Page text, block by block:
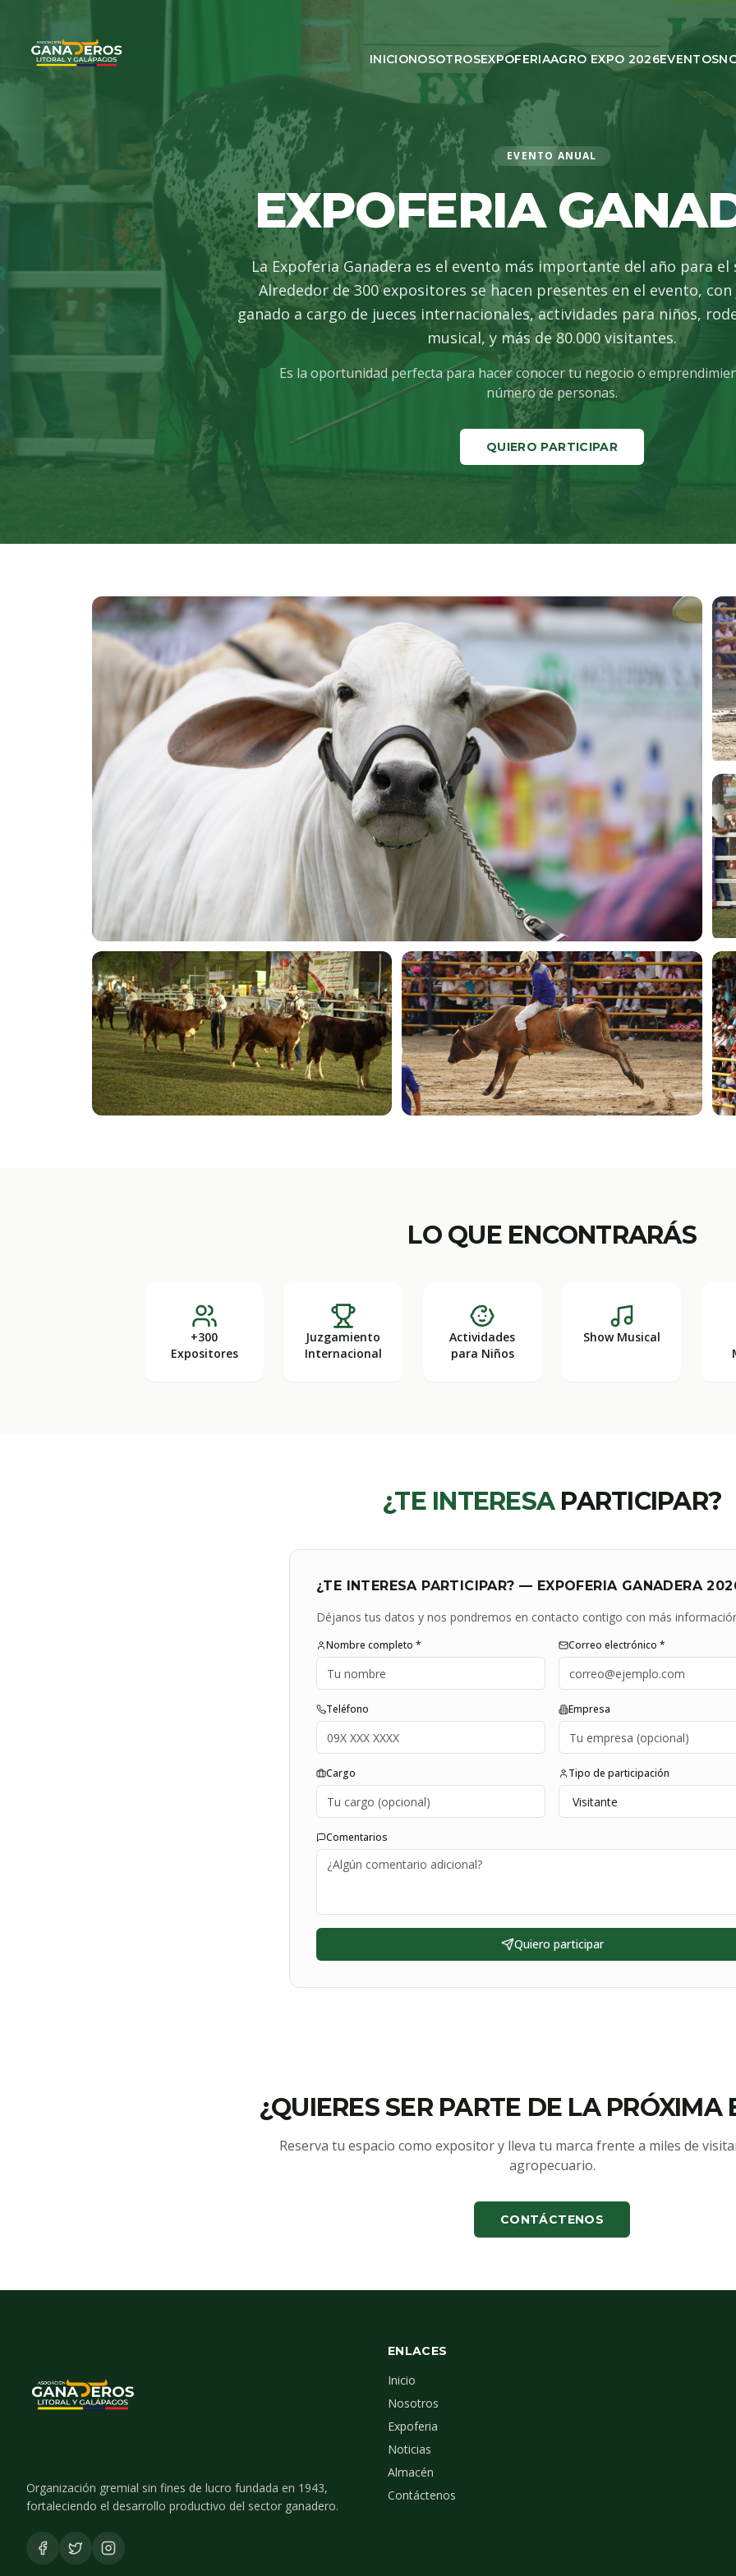
INICIONOSOTROSEXPOFERIAAGRO EXPO 2026EVENTOS
EVENTO ANUAL
EXPOFERIA
La Expoferia Ganadera es el evento más importante del año para el
Alrededor de 300 expositores se hacen presentes en el evento,
ganado a cargo de jueces internacionales, actividades para niños,
musical, y más de 80.000 visitantes.
Es la oportunidad perfecta para hacer conocer tu negocio o
número de personas.
QUIERO PARTICIPAR
LO QUE ENCONTRARÁS
+300
Expositores
Juzgamiento
Internacional
Actividades
para Niños
Show Musical
¿TE INTERESAPARTICIPAR?
¿TE INTERESA PARTICIPAR? — EXPOFERIA GANADERA
Déjanos tus datos y nos pondremos en contacto contigo con más
Nombre completo * Correo electrónico *
Teléfono Empresa
Cargo Tipo de participación
Comentarios
Quiero participar
¿QUIERES SER PARTE DE LA PRÓXIMA
Reserva tu espacio como expositor y lleva tu marca frente a miles de
agropecuario.
CONTÁCTENOS
Organización gremial sin fines de lucro fundada en 1943,
fortaleciendo el desarrollo productivo del sector ganadero.
ENLACES
Inicio
Nosotros
Expoferia
Noticias
Almacén
Contáctenos